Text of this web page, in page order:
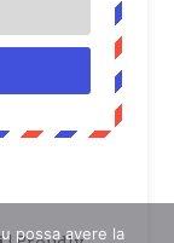
possa avere la